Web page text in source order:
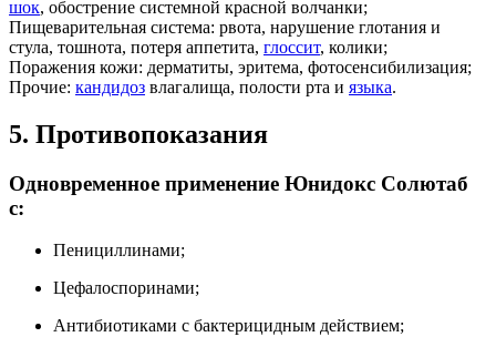
шок, обострение системной красной волчанки;
Пищеварительная система: рвота, нарушение глотания и
стула, тошнота, потеря аппетита, глоссит, колики;
Поражения кожи: дерматиты, эритема, фотосенсибилизация;
Прочие: кандидоз влагалища, полости рта и языка.
5. Противопоказания
Одновременное применение Юнидокс Солютаб
с:
Пенициллинами;
Цефалоспоринами;
Антибиотиками с бактерицидным действием;